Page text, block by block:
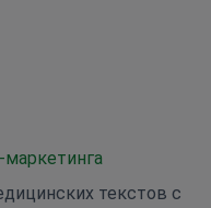
маркетинга
текстов с